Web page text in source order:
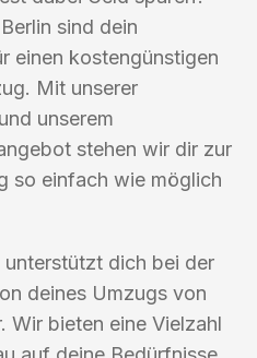
sind dein
einen kostengünstigen
Mit unserer
unserem
stehen wir dir zur
so einfach wie möglich
unterstützt dich bei der
deines Umzugs von
Wir bieten eine Vielzahl